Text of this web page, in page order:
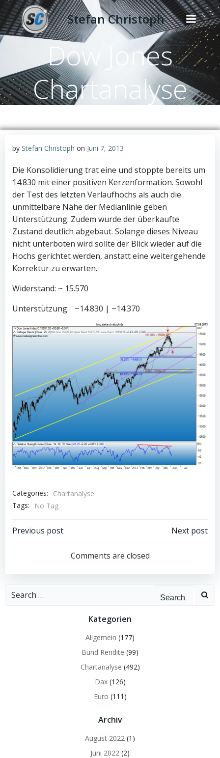
Zum
Inhalt
springen
Stefan Christoph
Dow Jones
Chartanalyse
by Stefan Christoph on Juni 7, 2013
Die Konsolidierung trat eine und stoppte bereits um
14.830 mit einer positiven Kerzenformation. Sowohl
der Test des letzten Verlaufhochs als auch die
unmittelbare Nähe der Medianlinie geben
Unterstützung. Zudem wurde der überkaufte
Zustand deutlich abgebaut. Solange dieses Niveau
nicht unterboten wird sollte der Blick wieder auf die
Hochs gerichtet werden, anstatt eine weitergehende
Korrektur zu erwarten.
Widerstand: ~ 15.570
Unterstützung: ~14.830 | ~14.370
Categories:
Chartanalyse
Tags:
No Tag
Post
navigation
Previous post
navigation
Next post
Comments are closed
Search
Kategorien
Allgemein (177)
Bund Rendite (99)
Chartanalyse (492)
Dax(126)
Euro (111)
Archiv
August 2022 (1)
Juni 2022 (2)